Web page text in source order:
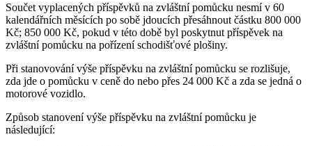
Součet vyplacených příspěvků na zvláštní pomůcku nesmí v 60
kalendářních měsících po sobě jdoucích přesáhnout částku 800 000
Kč; 850 000 Kč, pokud v této době byl poskytnut příspěvek na
zvláštní pomůcku na pořízení schodišťové plošiny.
Při stanovování výše příspěvku na zvláštní pomůcku se rozlišuje,
zda jde o pomůcku v ceně do nebo přes 24 000 Kč a zda se jedná o
motorové vozidlo.
Způsob stanovení výše příspěvku na zvláštní pomůcku je
následující: